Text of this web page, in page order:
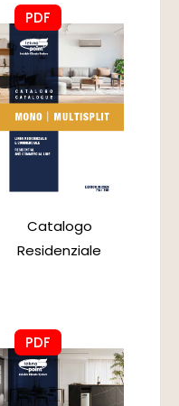
PDF
Catalogo
Residenziale
PDF